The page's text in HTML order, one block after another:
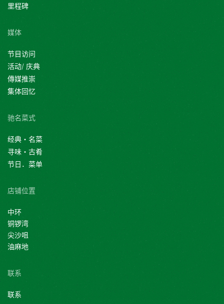
里程碑
媒体
节目访问
活动/ 庆典
傳媒推崇
集体回忆
驰名菜式
经典・名菜
寻味・古肴
节日．菜单
店铺位置
中环
铜锣湾
尖沙咀
油麻地
联系
联系